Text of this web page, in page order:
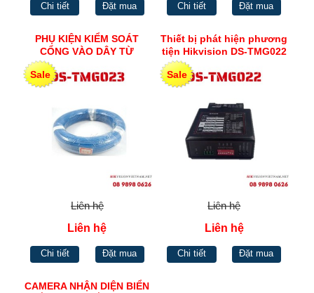
Chi tiết Đặt mua Chi tiết Đặt mua
PHỤ KIỆN KIỂM SOÁT
CỔNG VÀO DÂY TỪ
HIKVISION DS-TMG023
Sale
Liên hệ
Liên hệ
Chi tiết Đặt mua
Thiết bị phát hiện phương
tiện Hikvision DS-TMG022
Sale
Liên hệ
Liên hệ
Chi tiết Đặt mua
CAMERA NHẬN DIỆN BIỂN